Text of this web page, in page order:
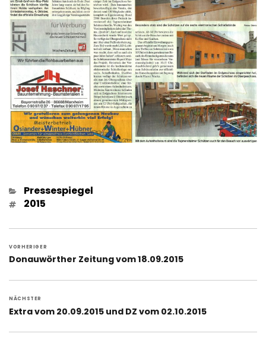
Kategorien
Pressespiegel
Schlagwörter
2015
Beitragsnavigation
VORHERIGER
Vorheriger
Donauwörther Zeitung vom 18.09.2015
NÄCHSTER
Nächster
Extra vom 20.09.2015 und DZ vom 02.10.2015